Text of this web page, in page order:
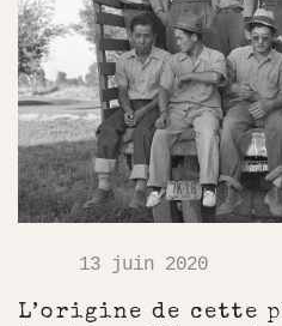
13 juin 2020
L’origine de cette